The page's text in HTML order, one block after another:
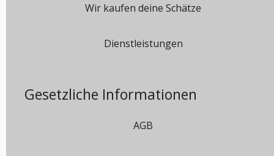
Wir kaufen deine Schätze
Dienstleistungen
Gesetzliche Informationen
AGB